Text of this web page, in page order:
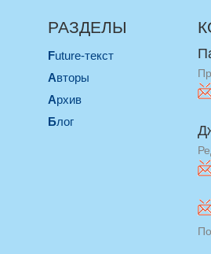
РАЗДЕЛЫ
Future-текст
Авторы
Архив
Блог